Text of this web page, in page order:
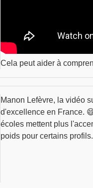
Cela peut aider à
Manon Lefèvre, la vidéo
d'excellence en France.
écoles mettent plus
poids pour certains profils.